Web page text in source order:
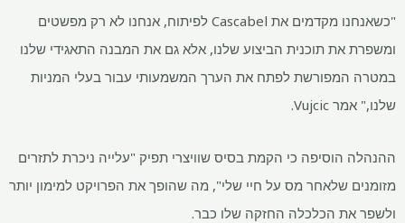
"כשאנחנו מקדמים את Cascabel לפיתוח, אנחנו לא רק מפשטים
ומשפרת את תוכנית הביצוע שלנו, אלא גם את המבנה התאגידי שלנו
במטרה המפורשת לפתח את הערך המשמעותי עבור בעלי המניות
שלנו," אמר Vujcic.
ההנהלה הוסיפה כי הקמת בסיס שוויצרי תפיק "עלייה ניכרת לתזרים
מזומנים שלאחר מס על חיי שלי", מה שהופך את הפרויקט למימון יותר
ולשפר את הכלכלה החזקה שלו כבר.